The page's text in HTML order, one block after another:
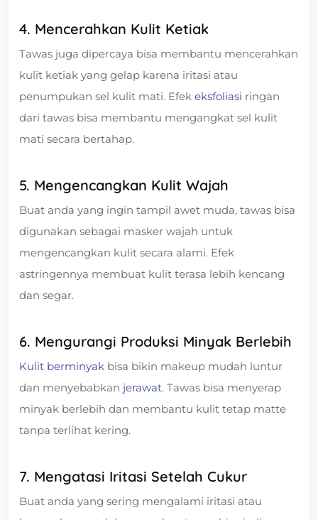
4. Mencerahkan Kulit Ketiak
Tawas juga dipercaya bisa membantu mencerahkan
kulit ketiak yang gelap karena iritasi atau
penumpukan sel kulit mati. Efek eksfoliasi ringan
dari tawas bisa membantu mengangkat sel kulit
mati secara bertahap.
5. Mengencangkan Kulit Wajah
Buat anda yang ingin tampil awet muda, tawas bisa
digunakan sebagai masker wajah untuk
mengencangkan kulit secara alami. Efek
astringennya membuat kulit terasa lebih kencang
dan segar.
6. Mengurangi Produksi Minyak Berlebih
Kulit berminyak bisa bikin makeup mudah luntur
dan menyebabkan jerawat. Tawas bisa menyerap
minyak berlebih dan membantu kulit tetap matte
tanpa terlihat kering.
7. Mengatasi Iritasi Setelah Cukur
Buat anda yang sering mengalami iritasi atau